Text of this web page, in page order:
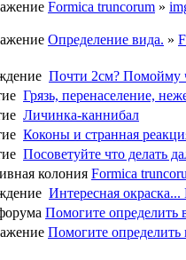
Formica truncorum »
Определение вида. »
Почти 2см? Помойму
Грязь, перенаселение,
Личинка-каннибал
Коконы и странная
Посоветуйте что делать
Formica
Интересная окраска...
Помогите определить
Помогите определить